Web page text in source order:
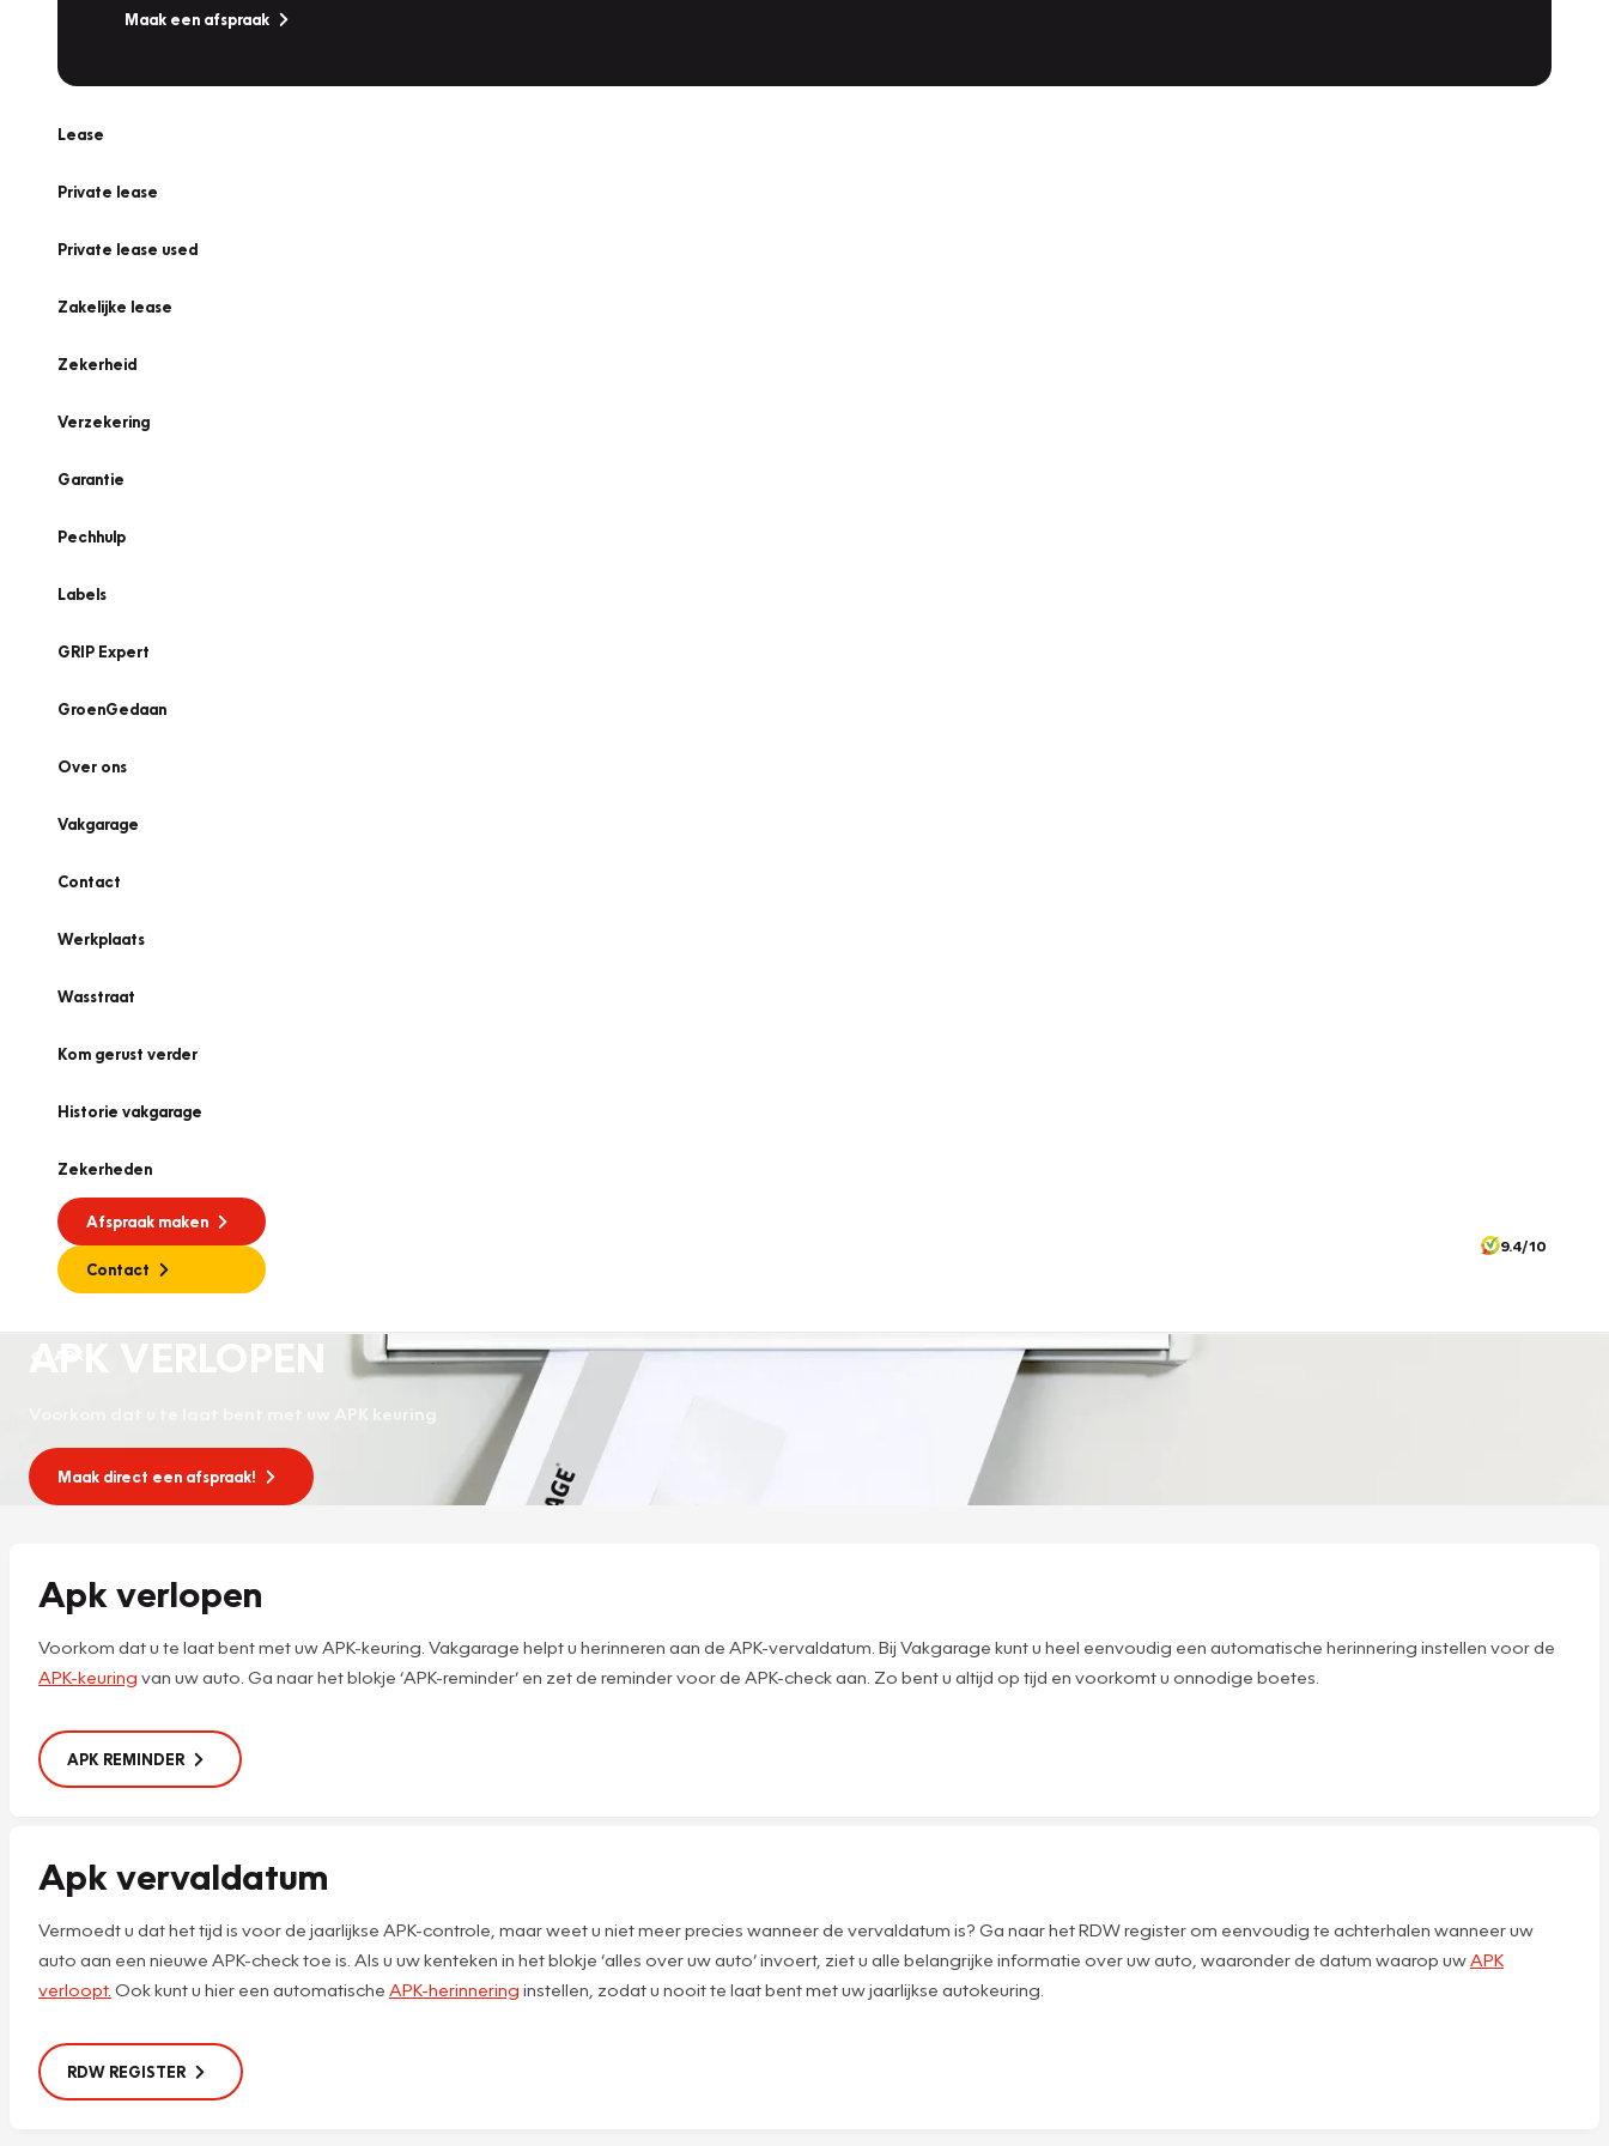
Maak een afspraak
Lease
Private lease
Private lease used
Zakelijke lease
Zekerheid
Verzekering
Garantie
Pechhulp
Labels
GRIP Expert
GroenGedaan
Over ons
Vakgarage
Contact
Werkplaats
Wasstraat
Kom gerust verder
Historie vakgarage
Zekerheden
Afspraak maken
Contact
9.4/10
APK VERLOPEN
Voorkom dat u te laat bent met uw APK keuring
Maak direct een afspraak!
Apk verlopen
Voorkom dat u te laat bent met uw APK-keuring. Vakgarage helpt u herinneren aan de APK-vervaldatum. Bij Vakgarage kunt u heel eenvoudig een automatische herinnering instellen voor de
APK-keuring van uw auto. Ga naar het blokje ‘APK-reminder’ en zet de reminder voor de APK-check aan. Zo bent u altijd op tijd en voorkomt u onnodige boetes.
APK REMINDER
Apk vervaldatum
Vermoedt u dat het tijd is voor de jaarlijkse APK-controle, maar weet u niet meer precies wanneer de vervaldatum is? Ga naar het RDW register om eenvoudig te achterhalen wanneer uw
auto aan een nieuwe APK-check toe is. Als u uw kenteken in het blokje ‘alles over uw auto’ invoert, ziet u alle belangrijke informatie over uw auto, waaronder de datum waarop uwAPK
verloopt. Ook kunt u hier een automatische APK-herinnering instellen, zodat u nooit te laat bent met uw jaarlijkse autokeuring.
RDW REGISTER